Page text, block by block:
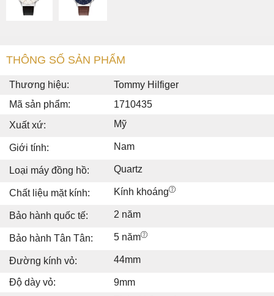
THÔNG SỐ SẢN PHẨM
Thương hiệu:
Tommy Hilfiger
Mã sản phẩm:
1710435
Xuất xứ:
Mỹ
Giới tính: Nam
Loại máy đồng hồ: Quartz
Chất liệu mặt kính: Kính khoáng
Bảo hành quốc tế: 2 năm
Bảo hành Tân Tân: 5 năm
Đường kính vỏ: 44mm
Độ dày vỏ:
9mm